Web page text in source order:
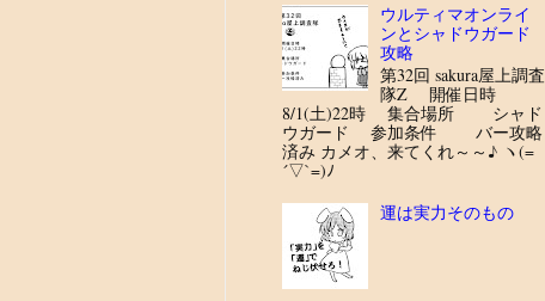
ウルティマオンライ
ンとシャドウガード
攻略
第32回 sakura屋上調査
隊Z 開催日時
8/1(土)22時 集合場所 シャド
ウガード 参加条件 バー攻略
済み カメオ、来てくれ～～♪ ヽ(=
´▽`=)ﾉ
運は実力そのもの